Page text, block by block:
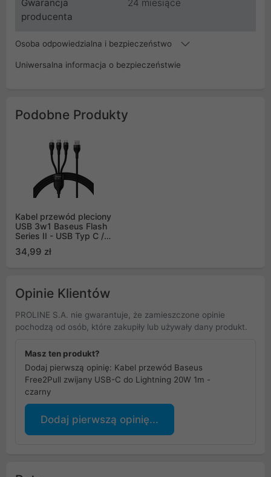
Gwarancja
producenta
24 miesiące
Osoba odpowiedzialna i bezpieczeństwo
Uniwersalna informacja o bezpieczeństwie
Podobne Produkty
Kabel przewód pleciony
USB 3w1 Baseus Flash
Series II - USB Typ C /
100 W 1,2 m czarny
34,99 zł
Opinie Klientów
PROLINE S.A. nie gwarantuje, że zamieszczone opinie
pochodzą od osób, które zakupiły lub używały dany produkt.
Masz ten produkt?
Dodaj pierwszą opinię: Kabel przewód Baseus
Free2Pull zwijany USB-C do Lightning 20W 1m -
czarny
Dodaj pierwszą opinię...